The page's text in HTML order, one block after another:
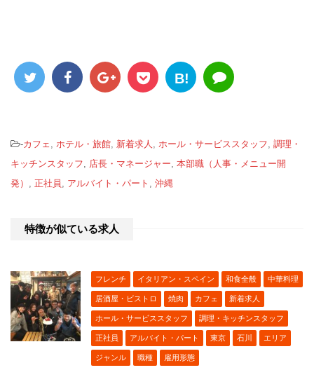
B!
-カフェ , ホテル・旅館, 新着求人 , ホール・サービススタッフ, 調理・
キッチンスタッフ, 店長・マネージャー, 本部職（人事・メニュー開
発） , 正社員 , アルバイト・パート , 沖縄
特徴が似ている求人
フレンチ イタリアン・スペイン 和食全般 中華料理
居酒屋・ビストロ 焼肉 カフェ 新着求人
ホール・サービススタッフ 調理・キッチンスタッフ
正社員 アルバイト・パート 東京 石川 エリア
ジャンル 職種 雇用形態